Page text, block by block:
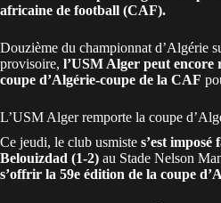
africaine de football (CAF).
Douzième du championnat d’Algérie
provisoire, l’USM Alger peut encore
coupe d’Algérie-coupe de la CAF
L’USM Alger remporte la coupe
Ce jeudi, le club usmiste s’est imposé
Belouizdad (1-2) au Stade Nelson
s’offrir la 59e édition de la coupe